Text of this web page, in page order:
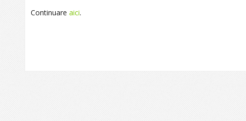
Continuare aici.